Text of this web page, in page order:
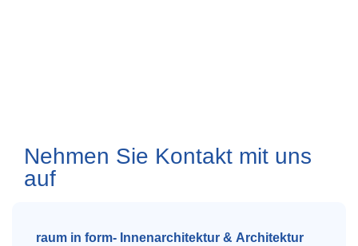
raum in form- Innenarchitektur & Architektur
Nehmen Sie Kontakt mit uns
auf